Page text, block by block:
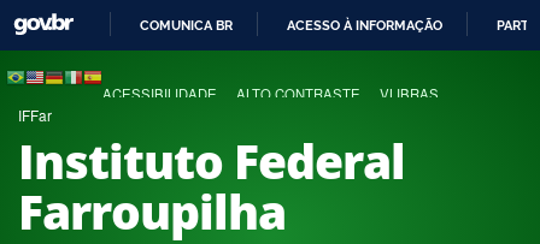
COMUNICA BR ACESSO À INFORMAÇÃO
ACESSIBILIDADE ALTO CONTRASTE VLIBRAS
IFFar
Instituto Federal
Farroupilha